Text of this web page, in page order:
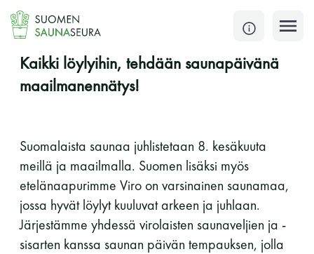
Siirry
sisältöön
SULJE
KATSO TARKEMMAT AUKIOLOAJAT
JÄSENSIVUT
Kaikki löylyihin, tehdään saunapäivänä
maailmanennätys!
Suomalaista saunaa juhlistetaan 8. kesäkuuta
meillä ja maailmalla. Suomen lisäksi myös
etelänaapurimme Viro on varsinainen saunamaa,
jossa hyvät löylyt kuuluvat arkeen ja juhlaan.
Järjestämme yhdessä virolaisten saunaveljien ja -
sisarten kanssa saunan päivän tempauksen, jolla